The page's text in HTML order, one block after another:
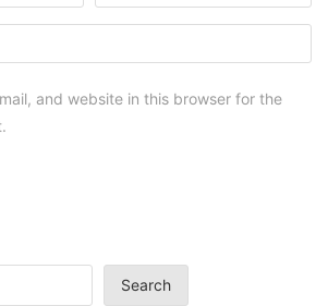
and website in this browser for the
Search